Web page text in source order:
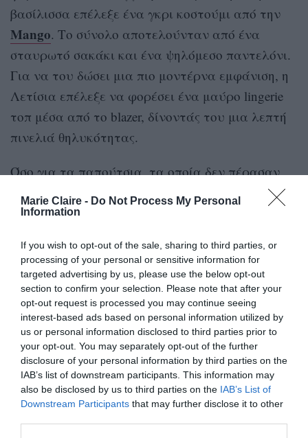
Marie Claire - Do Not Process My Personal
Information
If you wish to opt-out of the sale, sharing to third parties, or
processing of your personal or sensitive information for
targeted advertising by us, please use the below opt-out
section to confirm your selection. Please note that after your
opt-out request is processed you may continue seeing
interest-based ads based on personal information utilized by
us or personal information disclosed to third parties prior to
your opt-out. You may separately opt-out of the further
disclosure of your personal information by third parties on the
IAB’s list of downstream participants. This information may
also be disclosed by us to third parties on the IAB’s List of
Downstream Participants that may further disclose it to other
βασίλισσα επέλεξε ένα γκρι κοστούμι από την
Mango. Το σύνολο αποτελούνταν από ένα
σταυρωτό σακάκι και ένα ψηλόμεσο παντελόνι.
Για να του δώσει μια πιο μοντέρνα εμφάνιση, η
Λετίσια επέλεξε να φορέσει ένα μαύρο lingerie
τοπ μέσα από το blazer, δίνοντάς του μια λεπτή
πινελιά θηλυκότητας.
Όσο για τα παπούτσια, τα οποία δεν πέρασαν
απαρατήρητα, η βασίλισσα Λετίσια επέλεξε
μαύρα δερμάτινα loafers με φαρδύ, χαμηλό
ισπανική μάρκα Mauska, το
αγαπημένο δαχτυλίδι της από την Coreterno και
μίνι σκουλαρίκια κρίκους.